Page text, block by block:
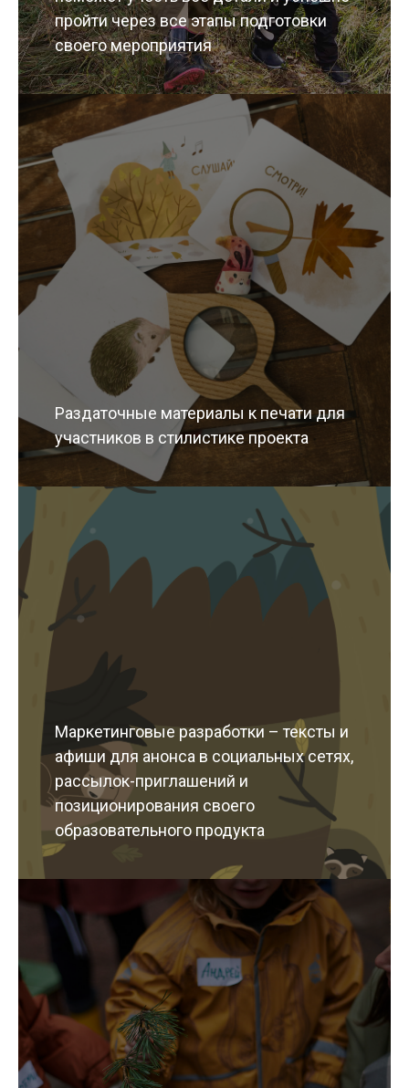
пройти через все этапы подготовки
своего мероприятия
Раздаточные материалы к печати для
участников в стилистике проекта
Маркетинговые разработки – тексты и
афиши для анонса в социальных сетях,
рассылок-приглашений и
позиционирования своего
образовательного продукта